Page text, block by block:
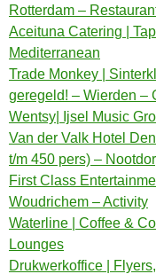
Rotterdam –
Aceituna Catering |
Mediterranean
Trade Monkey |
geregeld! – Wierden –
Wentsy| Ijsel Music
Van der Valk Hotel
t/m 450 pers) –
First Class
Woudrichem – Activity
Waterline | Coffee &
Lounges
Drukwerkoffice |